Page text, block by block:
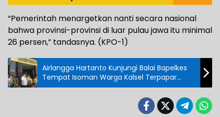
“Pemerintah menargetkan nanti secara nasional
bahwa provinsi-provinsi di luar pulau jawa itu minimal
26 persen,” tandasnya. (KPO-1)
Airlangga Hartanto Kunjungi Balai Bapelkes
Tempat Isoman Warga Kalsel Terpapar
Covid